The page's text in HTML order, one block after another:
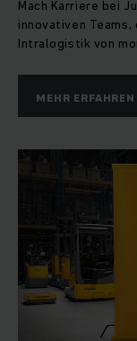
Auf dieser Basis
und
Mach Karriere bei
innovativen
Intralogistik von
MEHR ERFAHREN